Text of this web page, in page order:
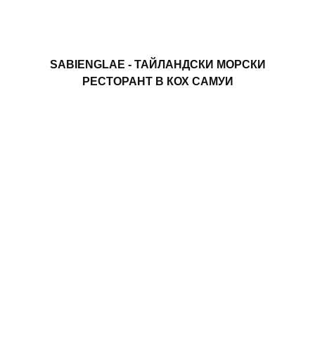
SABIENGLAE ​​- ТАЙЛАНДСКИ МОРСКИ
РЕСТОРАНТ В КОХ САМУИ